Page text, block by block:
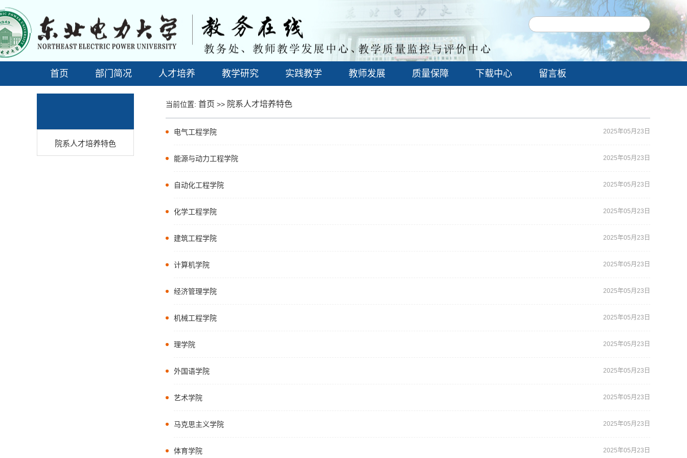
首页 部门简况 人才培养 教学研究 实践教学 教师发展 质量保障 下载中心 留言板
院系人才培养特色
当前位置: 首页 >> 院系人才培养特色
电气工程学院 2025年05月23日
能源与动力工程学院 2025年05月23日
自动化工程学院 2025年05月23日
化学工程学院 2025年05月23日
建筑工程学院 2025年05月23日
计算机学院 2025年05月23日
经济管理学院 2025年05月23日
机械工程学院 2025年05月23日
理学院 2025年05月23日
外国语学院 2025年05月23日
艺术学院 2025年05月23日
马克思主义学院 2025年05月23日
体育学院 2025年05月23日